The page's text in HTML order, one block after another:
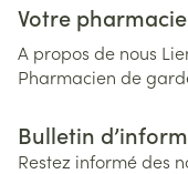
Votre pharmacie
A propos de nous
Pharmacien de
Bulletin
Restez informé des